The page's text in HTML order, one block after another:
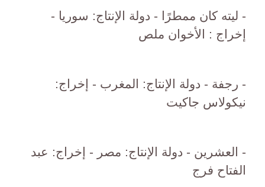
- ليته كان ممطرًا - دولة الإنتاج: سوريا -
إخراج : الأخوان ملص
- رجفة - دولة الإنتاج: المغرب - إخراج:
نيكولاس جاكيت
- العشرين - دولة الإنتاج: مصر - إخراج: عبد
الفتاح فرج